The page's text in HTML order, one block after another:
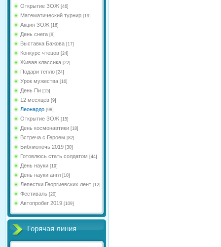
Открытие ЗОЖ [46]
Математический турнир [19]
Акция ЗОЖ [16]
День снега [9]
Выставка Бажова [17]
Конкурс чтецов [24]
Живая классика [22]
Подари тепло [24]
Урок мужества [16]
День Пи [15]
12 месяцев [9]
Леонардо [98]
Открытие ЗОЖ [15]
День космонавтики [18]
Встреча с Героем [82]
Библионочь 2019 [30]
Готовлюсь стать солдатом [44]
День науки [19]
День науки англ [10]
Лепестки Георгиевских лент [12]
Фестиваль [20]
Автопробег 2019 [109]
Горячая линия